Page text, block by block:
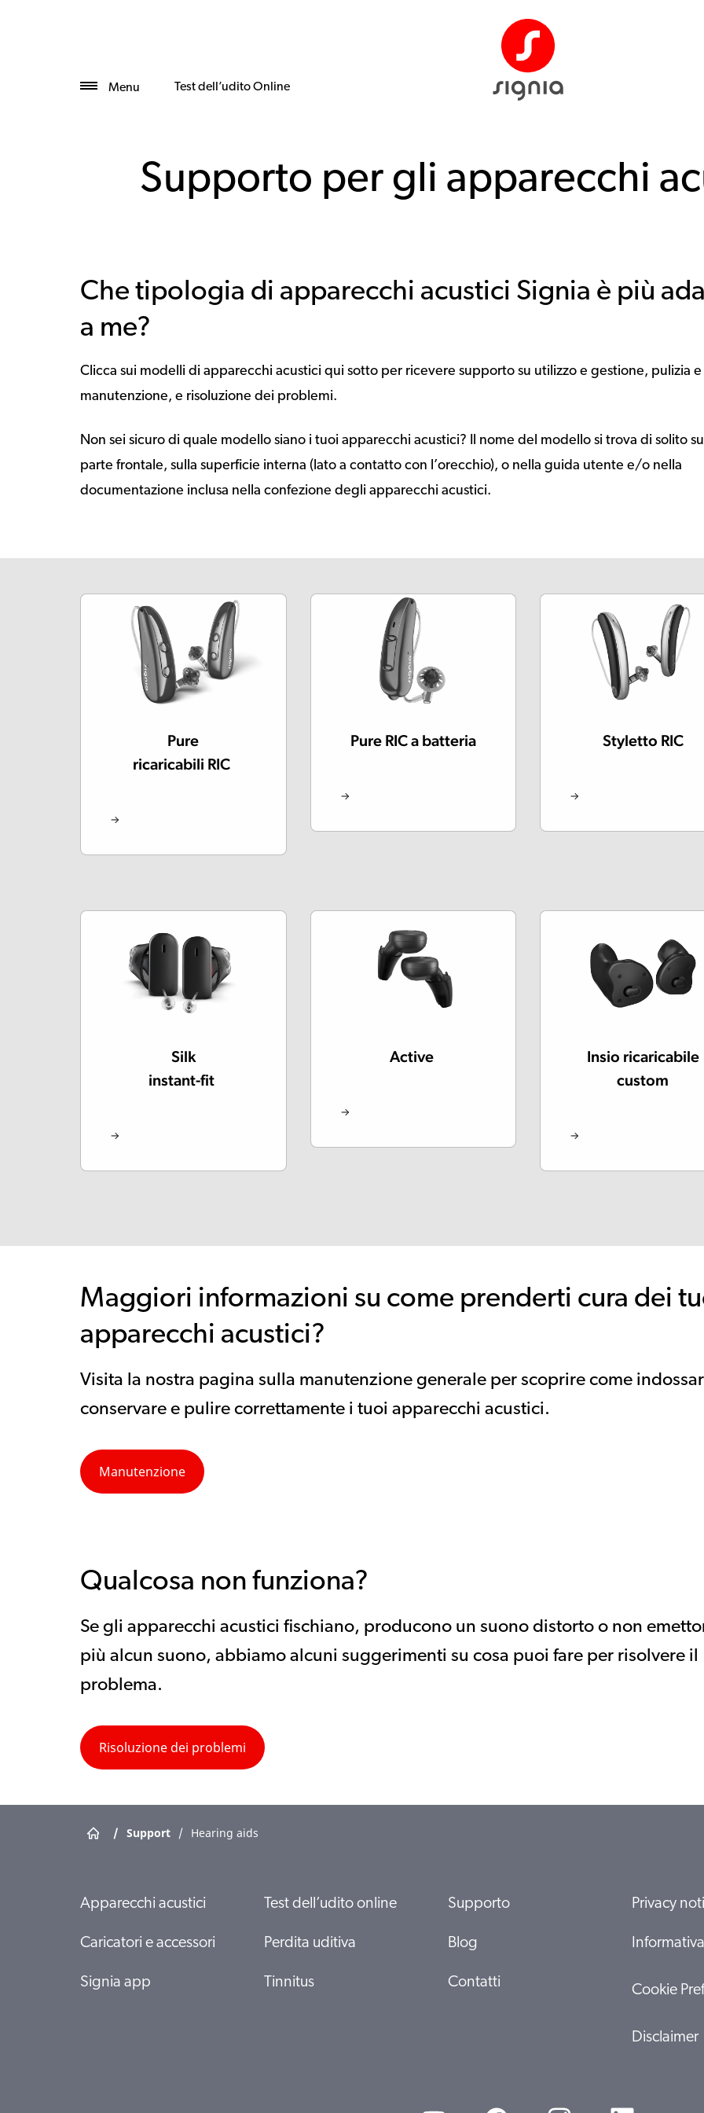
Menu Test dell’udito Online
Supporto per gli apparecchi
Che tipologia di apparecchi acustici Signia è più
a me?
Clicca sui modelli di apparecchi acustici qui sotto per ricevere supporto su utilizzo e gestione, pulizia e
manutenzione, e risoluzione dei problemi.
Non sei sicuro di quale modello siano i tuoi apparecchi acustici? Il nome del modello si trova di solito
parte frontale, sulla superficie interna (lato a contatto con l’orecchio), o nella guida utente e/o nella
documentazione inclusa nella confezione degli apparecchi acustici.
Pure
ricaricabili RIC
Pure RIC a batteria Styletto RIC
Silk
instant-fit
Active
Insio ricaricabile
custom
Maggiori informazioni su come prenderti cura dei
apparecchi acustici?
Visita la nostra pagina sulla manutenzione generale per scoprire come
conservare e pulire correttamente i tuoi apparecchi acustici.
Manutenzione
Qualcosa non funziona?
Se gli apparecchi acustici fischiano, producono un suono distorto o non
più alcun suono, abbiamo alcuni suggerimenti su cosa puoi fare per risolvere il
problema.
Risoluzione dei problemi
/ Support / Hearing aids
Apparecchi acustici
Caricatori e accessori
Signia app
Test dell’udito online
Perdita uditiva
Tinnitus
Supporto
Blog
Contatti
Privacy
Cookie
Disclaimer